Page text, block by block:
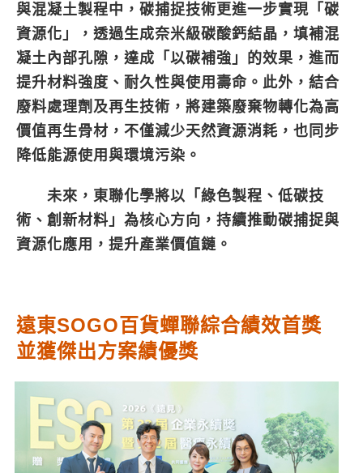
與混凝土製程中，碳捕捉技術更進一步實現「碳
資源化」，透過生成奈米級碳酸鈣結晶，填補混
凝土內部孔隙，達成「以碳補強」的效果，進而
提升材料強度、耐久性與使用壽命。此外，結合
廢料處理劑及再生技術，將建築廢棄物轉化為高
價值再生骨材，不僅減少天然資源消耗，也同步
降低能源使用與環境污染。
未來，東聯化學將以「綠色製程、低碳技
術、創新材料」為核心方向，持續推動碳捕捉與
資源化應用，提升產業價值鏈。
遠東SOGO百貨蟬聯綜合績效首獎
並獲傑出方案績優獎